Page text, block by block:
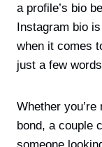
a profile’s bio
Instagram bio
when it comes
just a few
Whether
bond, a couple